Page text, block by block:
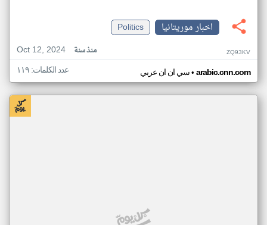
اخبار موريتانيا
Politics
Oct 12, 2024
منذ سنة ZQ93KV
سي ان ان عربي• arabic.cnn.com عدد الكلمات: ١١٩